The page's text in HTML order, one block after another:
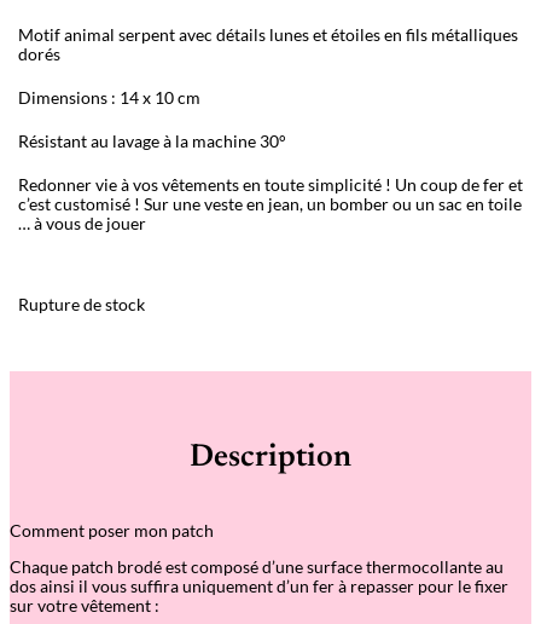
Motif animal serpent avec détails lunes et étoiles en fils métalliques
dorés
Dimensions : 14 x 10 cm
Résistant au lavage à la machine 30°
Redonner vie à vos vêtements en toute simplicité ! Un coup de fer et
c’est customisé ! Sur une veste en jean, un bomber ou un sac en toile
… à vous de jouer
Rupture de stock
Description
Comment poser mon patch
Chaque patch brodé est composé d’une surface thermocollante au
dos ainsi il vous suffira uniquement d’un fer à repasser pour le fixer
sur votre vêtement :